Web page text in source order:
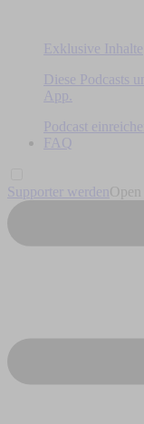
Exklusive Inhalte
Diese Podcasts
App.
Podcast einreichen
FAQ
Supporter werden Open